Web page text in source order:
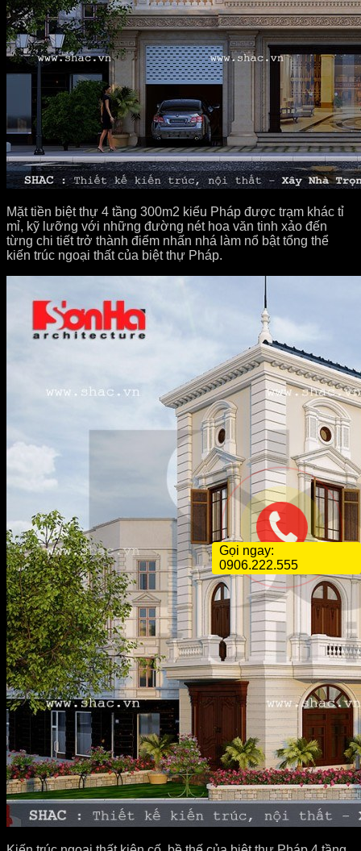
Mặt tiền biệt thự 4 tầng 300m2 kiểu Pháp được trạm khác tỉ
mỉ, kỹ lưỡng với những đường nét hoa văn tinh xảo đến
từng chi tiết trở thành điểm nhấn nhá làm nổ bật tổng thể
kiến trúc ngoại thất của biệt thự Pháp.
Gọi ngay:
0906.222.555